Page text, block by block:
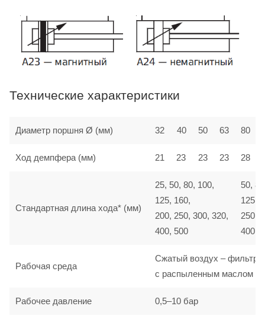
Технические характеристики
Диаметр поршня Ø (мм) 32 40 50 63 80
Ход демпфера (мм) 21 23 23 23 28
Стандартная длина хода* (мм)
25, 50, 80, 100,
125, 160,
200, 250, 300, 320,
400, 500
50,
125,
250,
400,
Рабочая среда
Сжатый воздух –
с распыленным маслом
Рабочее давление 0,5–10 бар